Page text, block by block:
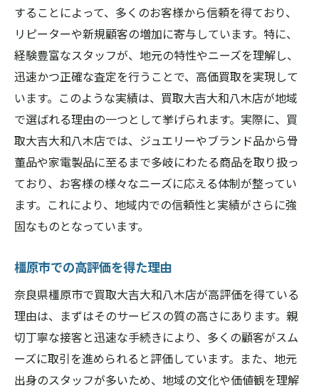
することによって、多くのお客様から信頼を得ており、
リピーターや新規顧客の増加に寄与しています。特に、
経験豊富なスタッフが、地元の特性やニーズを理解し、
迅速かつ正確な査定を行うことで、高価買取を実現して
います。このような実績は、買取大吉大和八木店が地域
で選ばれる理由の一つとして挙げられます。実際に、買
取大吉大和八木店では、ジュエリーやブランド品から骨
董品や家電製品に至るまで多岐にわたる商品を取り扱っ
ており、お客様の様々なニーズに応える体制が整ってい
ます。これにより、地域内での信頼性と実績がさらに強
固なものとなっています。
橿原市での高評価を得た理由
奈良県橿原市で買取大吉大和八木店が高評価を得ている
理由は、まずはそのサービスの質の高さにあります。親
切丁寧な接客と迅速な手続きにより、多くの顧客がスム
ーズに取引を進められると評価しています。また、地元
出身のスタッフが多いため、地域の文化や価値観を理解